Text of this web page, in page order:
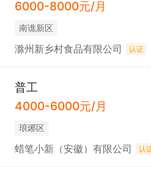
6000-8000元/月
南谯新区
滁州新乡村食品有限公司 认证
普工
4000-6000元/月
琅琊区
蜡笔小新（安徽）有限公司 认